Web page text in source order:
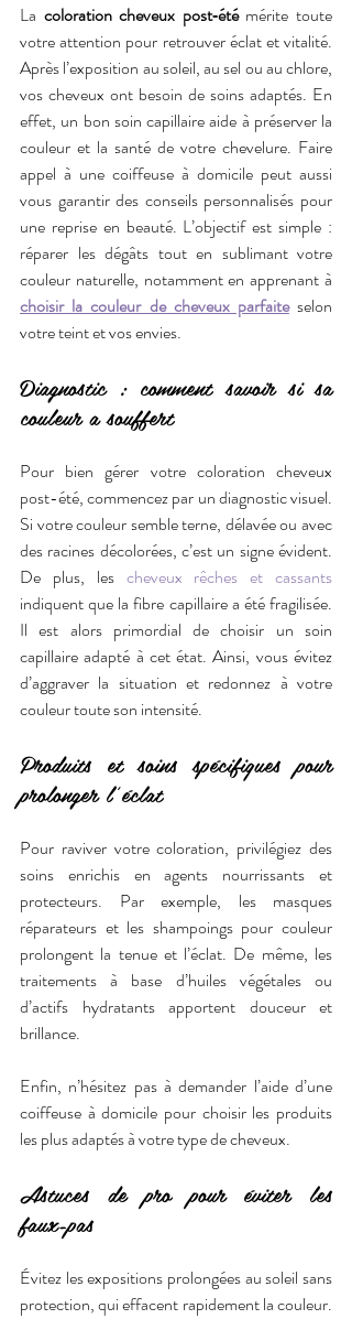
La coloration cheveux post‑été mérite toute
votre attention pour retrouver éclat et vitalité.
Après l’exposition au soleil, au sel ou au chlore,
vos cheveux ont besoin de soins adaptés. En
effet, un bon soin capillaire aide à préserver la
couleur et la santé de votre chevelure. Faire
appel à une coiffeuse à domicile peut aussi
vous garantir des conseils personnalisés pour
une reprise en beauté. L’objectif est simple :
réparer les dégâts tout en sublimant votre
choisir la couleur de cheveux parfaite selon
votre teint et vos envies.
Diagnostic : comment savoir si sa
couleur a souffert
Pour bien gérer votre coloration cheveux
post-été, commencez par un diagnostic visuel.
Si votre couleur semble terne, délavée ou avec
des racines décolorées, c’est un signe évident.
De plus, les cheveux rêches et cassants
indiquent que la fibre capillaire a été fragilisée.
Il est alors primordial de choisir un soin
capillaire adapté à cet état. Ainsi, vous évitez
d’aggraver la situation et redonnez à votre
couleur toute son intensité.
Produits et soins spécifiques pour
prolonger l’éclat
Pour raviver votre coloration, privilégiez des
soins enrichis en agents nourrissants et
protecteurs. Par exemple, les masques
réparateurs et les shampoings pour couleur
prolongent la tenue et l’éclat. De même, les
traitements à base d’huiles végétales ou
d’actifs hydratants apportent douceur et
brillance.
Enfin, n’hésitez pas à demander l’aide d’une
coiffeuse à domicile pour choisir les produits
les plus adaptés à votre type de cheveux.
Astuces de pro pour éviter les
faux-pas
Évitez les expositions prolongées au soleil sans
protection, qui effacent rapidement la couleur.